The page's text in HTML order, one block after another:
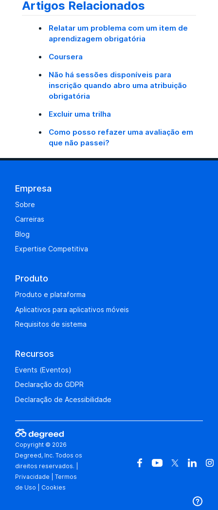
Artigos Relacionados
Relatar um problema com um item de
aprendizagem obrigatória
Coursera
Não há sessões disponíveis para
inscrição quando abro uma atribuição
obrigatória
Excluir uma trilha
Como posso refazer uma avaliação em
que não passei?
Empresa
Sobre
Carreiras
Blog
Expertise Competitiva
Produto
Produto e plataforma
Aplicativos para aplicativos móveis
Requisitos de sistema
Recursos
Events (Eventos)
Declaração do GDPR
Declaração de Acessibilidade
Copyright © 2026
Degreed, Inc. Todos os
direitos reservados.
Privacidade |Termos
de Uso
Cookies